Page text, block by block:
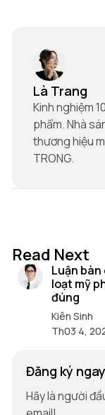
Là Trang
Kinh nghiệm
phẩm. Nhà
thương hiệu
TRONG.
Read Next
Luận bàn
loạt mỹ
đúng
Kiên Sinh
Th03 4,
Đăng ký ngay
Hãy là người